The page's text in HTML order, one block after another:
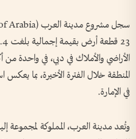
الأراضي والأملاك في دبي، في واحدة من
المنطقة خلال الفترة الأخيرة، بما
في الإمارة.
وتُعد مدينة العرب، المملوكة